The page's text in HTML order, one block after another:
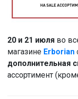
20 и 21 июля во
магазине Erborian
дополнительная
ассортимент